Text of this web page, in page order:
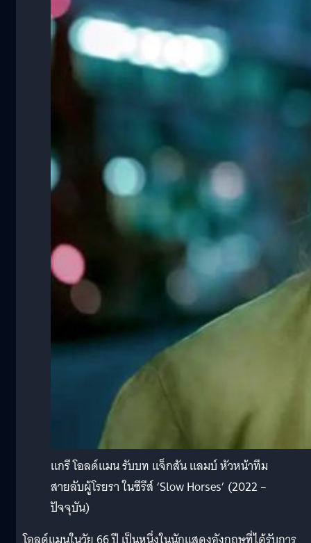
แกรี โอลด์แมน รับบท แจ็กสัน แลมบ์ หัวหน้าทีม
สายลับผู้โรยรา ในซีรีส์ ‘Slow Horses’ (2022 –
ปัจจุบัน)